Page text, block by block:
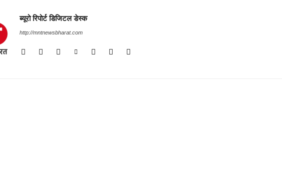
ब्यूरो रिपोर्ट डिजिटल डेस्क
http://mntnewsbharat.com